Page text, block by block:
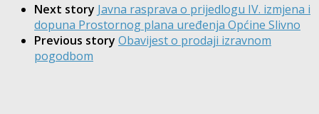
Next story Javna rasprava o prijedlogu IV. izmjena i
dopuna Prostornog plana uređenja Općine Slivno
Previous story Obavijest o prodaji izravnom
pogodbom